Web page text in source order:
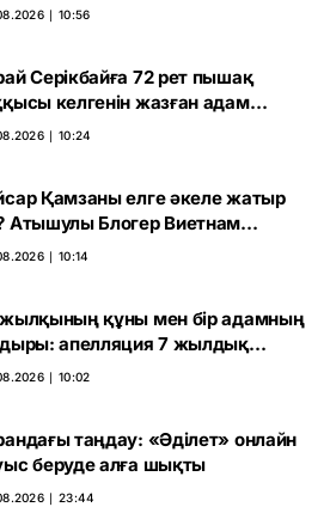
∣ 10:56
Серікбайға 72 рет пышақ
келгенін жазған адам
∣ 10:24
Қамзаны елге әкеле жатыр
Атышулы Блогер Виетнам
көзге түсті
∣ 10:14
құны мен бір адамның
апелляция 7 жылдық
бұзды
∣ 10:02
таңдау: «Әділет» онлайн
беруде алға шықты
∣ 23:44